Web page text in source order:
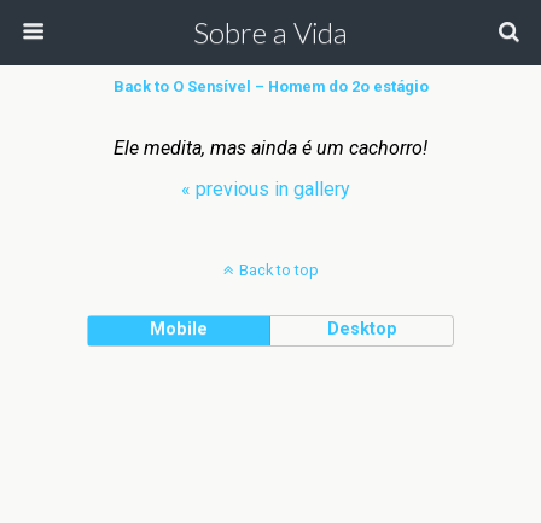
Sobre a Vida
Back to O Sensível – Homem do 2o estágio
Ele medita, mas ainda é um cachorro!
« previous in gallery
Back to top
Mobile Desktop